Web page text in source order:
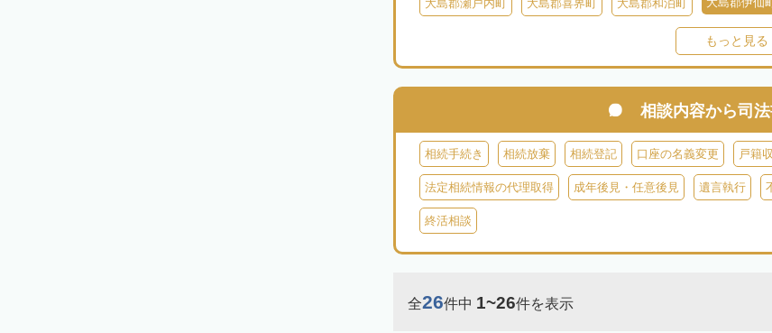
大島郡瀬戸内町 大島郡喜界町 大島郡和泊町
鹿児島郡十島
もっと見る
相談内容から司
相続手続き 相続放棄 相続登記 口座の名義変更 戸籍
法定相続情報の代理取得 成年後見・任意後見 遺言執行
終活相談
全26件中 1~26件を表示